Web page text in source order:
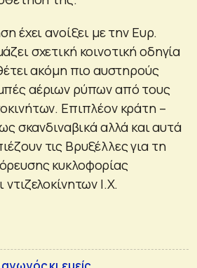
έχει ανοίξει με την Ευρ.
σχετική κοινοτική οδηγία
ακόμη πιο αυστηρούς
αέριων ρύπων από τους
Επιπλέον κράτη –
σκανδιναβικά αλλά και αυτά
τις Βρυξέλλες για τη
κυκλοφορίας
ντιζελοκίνητων Ι.Χ.